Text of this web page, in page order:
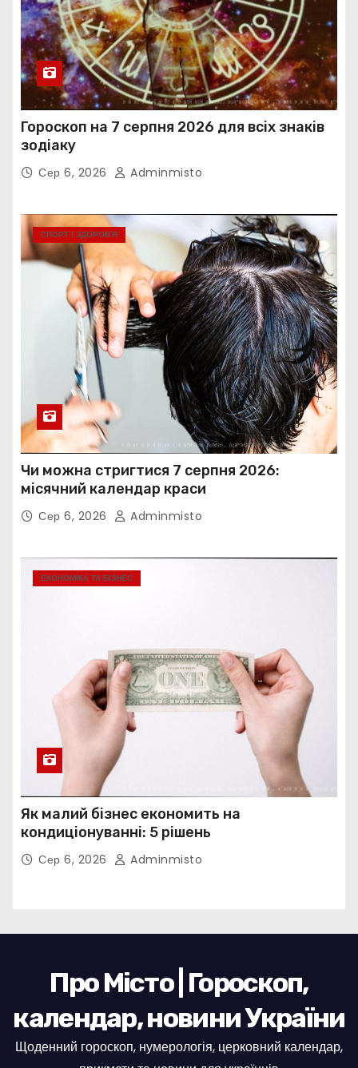
Гороскоп на 7 серпня 2026 для всіх знаків
зодіаку
Сер 6, 2026 Adminmisto
СПОРТ І ЗДОРОВ’Я
Чи можна стригтися 7 серпня 2026:
місячний календар краси
Сер 6, 2026 Adminmisto
ЕКОНОМІКА ТА БІЗНЕС
Як малий бізнес економить на
кондиціонуванні: 5 рішень
Сер 6, 2026 Adminmisto
Про Місто | Гороскоп,
календар, новини України
Щоденний гороскоп, нумерологія, церковний календар,